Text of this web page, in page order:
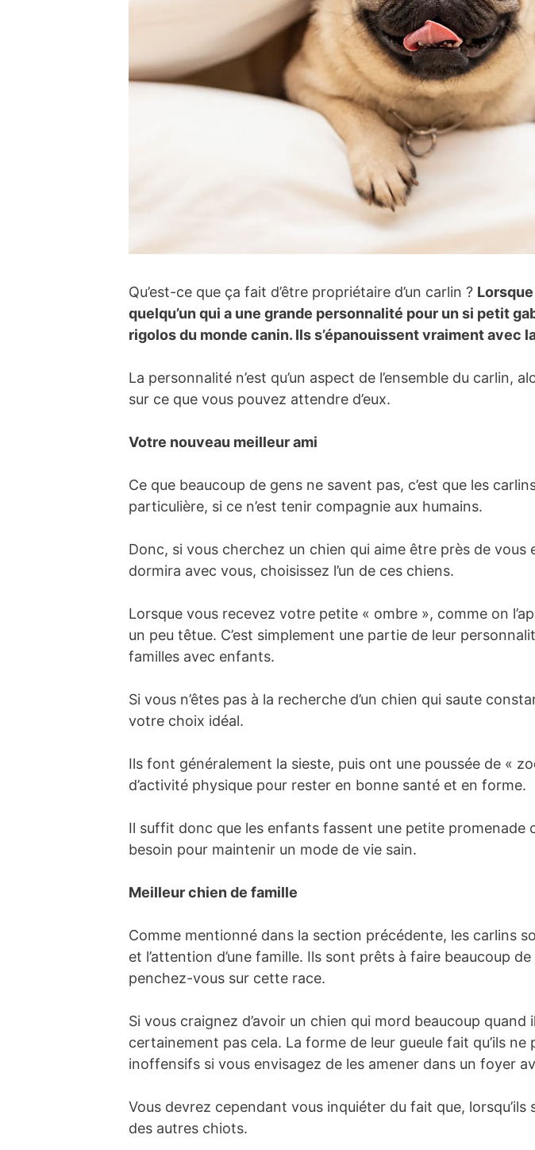
Qu’est-ce que ça fait d’être propriétaire d’un carlin ?
quelqu’un qui a une grande personnalité pour un si petit
rigolos du monde canin. Ils s’épanouissent vraiment avec
La personnalité n’est qu’un aspect de l’ensemble du
sur ce que vous pouvez attendre d’eux.
Votre nouveau meilleur ami
Ce que beaucoup de gens ne savent pas, c’est que les
particulière, si ce n’est tenir compagnie aux humains.
Donc, si vous cherchez un chien qui aime être près de
dormira avec vous, choisissez l’un de ces chiens.
Lorsque vous recevez votre petite « ombre », comme on
un peu têtue. C’est simplement une partie de leur
familles avec enfants.
Si vous n’êtes pas à la recherche d’un chien qui saute
votre choix idéal.
Ils font généralement la sieste, puis ont une poussée de «
d’activité physique pour rester en bonne santé et en forme.
Il suffit donc que les enfants fassent une petite promenade
besoin pour maintenir un mode de vie sain.
Meilleur chien de famille
Comme mentionné dans la section précédente, les carlins
et l’attention d’une famille. Ils sont prêts à faire beaucoup
penchez-vous sur cette race.
Si vous craignez d’avoir un chien qui mord beaucoup
certainement pas cela. La forme de leur gueule fait qu’ils
inoffensifs si vous envisagez de les amener dans un foyer
Vous devrez cependant vous inquiéter du fait que,
des autres chiots.